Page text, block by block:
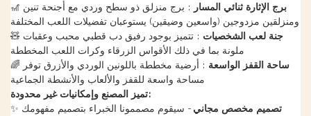
🎢
برج الإثارة ثنائي المسار : برج منزلق ذو سطح وردي مع أجنحة تنين
ومنزلقين مزدوجين (واسعين وضيقين) يستوعبان تفضيلات اللعب المختلفة
🧸
جنة لعب الشخصيات : تتميز بوجود رفيق دب قطبي محبب وعقبات
ملونة بما في ذلك الأقواس الزرقاء وكرات اللعب المخططة
🌈
ساحة القفز الواسعة : أرضية مخططة باللونين الوردي والأزرق توفر
مساحة واسعة للقفز والألعاب والأنشطة الجماعية
تميز المصنع وإمكانيات غير محدودة:
✨
تصميم مخصص مجاني - سيقوم مصممونا الخبراء بتصميم مفهومك